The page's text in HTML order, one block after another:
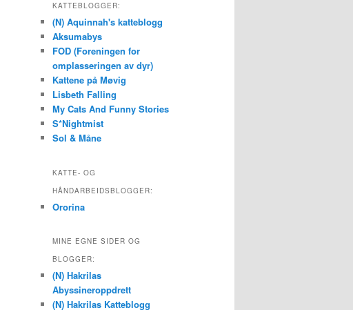
KATTEBLOGGER:
(N) Aquinnah's katteblogg
Aksumabys
FOD (Foreningen for
omplasseringen av dyr)
Kattene på Møvig
Lisbeth Falling
My Cats And Funny Stories
S*Nightmist
Sol & Måne
KATTE- OG
HÅNDARBEIDSBLOGGER:
Ororina
MINE EGNE SIDER OG
BLOGGER:
(N) Hakrilas
Abyssineroppdrett
(N) Hakrilas Katteblogg